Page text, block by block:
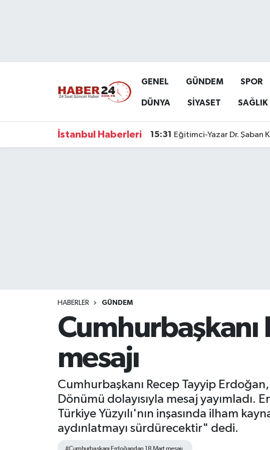
GENEL GÜNDEM SPOR
DÜNYA SİYASET SAĞLIK
İstanbul Haberleri 15:31 Eğitimci-Yazar Dr. Şaban
HABERLER GÜNDEM
mesajı
Cumhurbaşkanı Recep Tayyip
Dönümü dolayısıyla mesaj
Türkiye Yüzyılı'nın inşasında ilham
aydınlatmayı sürdürecektir" dedi.
#Cumhurbaşkanı Erdoğandan 18 Mart mesajı
Namaz Vakitleri
Süper Lig Puan Durumu ve Fikstür